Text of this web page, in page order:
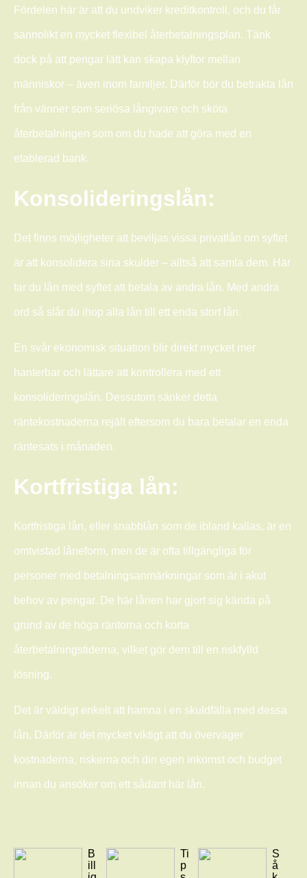
Fördelen här är att du undviker kreditkontroll, och du får
sannolikt en mycket flexibel återbetalningsplan. Tänk
dock på att pengar lätt kan skapa klyftor mellan
människor – även inom familjer. Därför bör du betrakta lån
från vänner som seriösa långivare och sköta
återbetalningen som om du hade att göra med en
etablerad bank.
Konsolideringslån:
Det finns möjligheter att beviljas vissa privatlån om syftet
är att konsolidera sina skulder – alltså att samla dem. Här
tar du lån med syftet att betala av andra lån. Med andra
ord så slår du ihop alla lån till ett enda stort lån.
En svår ekonomisk situation blir direkt mycket mer
hanterbar och lättare att kontrollera med ett
konsolideringslån. Dessutom sänker detta
räntekostnaderna rejält eftersom du bara betalar en enda
räntesats i månaden.
Kortfristiga lån:
Kortfristiga lån, eller snabblån som de ibland kallas, är en
omtvistad låneform, men de är ofta tillgängliga för
personer med betalningsanmärkningar som är i akut
behov av pengar. De här lånen har gjort sig kända på
grund av de höga räntorna och korta
återbetalningstiderna, vilket gör dem till en riskfylld
lösning.
Det är väldigt enkelt att hamna i en skuldfälla med dessa
lån. Därför är det mycket viktigt att du överväger
kostnaderna, riskerna och din egen inkomst och budget
innan du ansöker om ett sådant här lån.
B
ill
Ti
p
S
å